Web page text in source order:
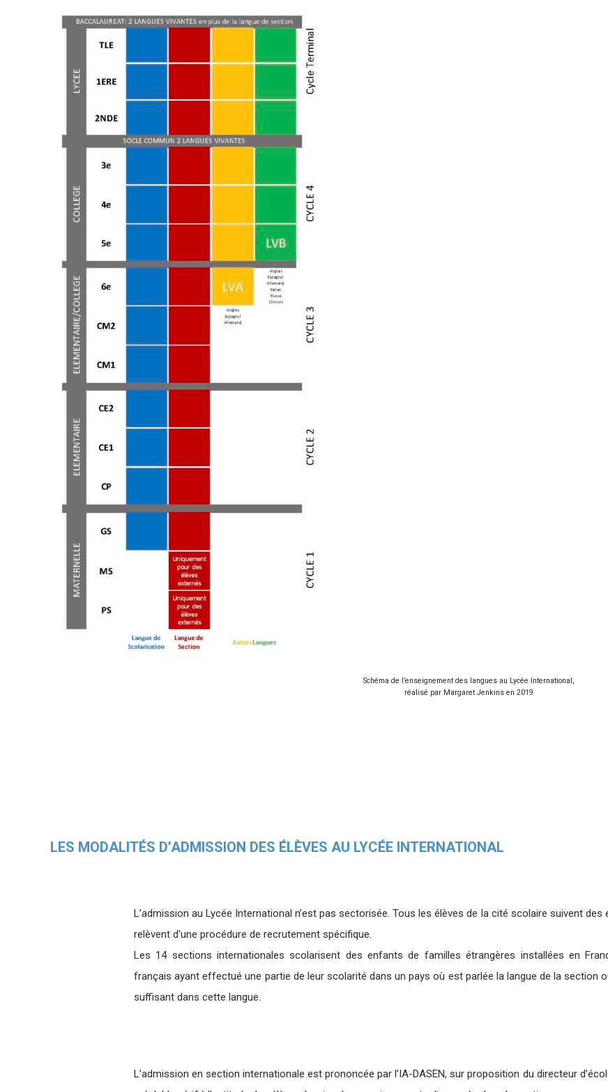
Schéma de l’enseignement des langues au Lycée International,
réalisé par Margaret Jenkins en 2019
LES MODALITÉS D’ADMISSION DES ÉLÈVES AU LYCÉE INTERNATIONAL
L’admission au Lycée International n’est pas sectorisée. Tous les élèves de la cité scolaire suivent
relèvent d’une procédure de recrutement spécifique.
Les 14 sections internationales scolarisent des enfants de familles étrangères installées en
français ayant effectué une partie de leur scolarité dans un pays où est parlée la langue de la section
suffisant dans cette langue.
L’admission en section internationale est prononcée par l’IA-DASEN, sur proposition du directeur